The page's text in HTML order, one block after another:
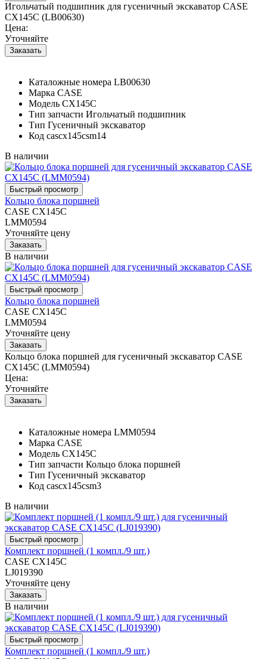
Игольчатый подшипник для гусеничный экскаватор CASE
CX145C (LB00630)
Цена:
Уточняйте
Каталожные номера LB00630
Марка CASE
Модель CX145C
Тип запчасти Игольчатый подшипник
Тип Гусеничный экскаватор
Код cascx145csm14
В наличии
Кольцо блока поршней
CASE CX145C
LMM0594
Уточняйте цену
В наличии
Кольцо блока поршней
CASE CX145C
LMM0594
Уточняйте цену
Кольцо блока поршней для гусеничный экскаватор CASE
CX145C (LMM0594)
Цена:
Уточняйте
Каталожные номера LMM0594
Марка CASE
Модель CX145C
Тип запчасти Кольцо блока поршней
Тип Гусеничный экскаватор
Код cascx145csm3
В наличии
Комплект поршней (1 компл./9 шт.)
CASE CX145C
LJ019390
Уточняйте цену
В наличии
Комплект поршней (1 компл./9 шт.)